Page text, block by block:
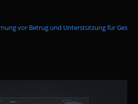
vor Betrug und Unterstützung für